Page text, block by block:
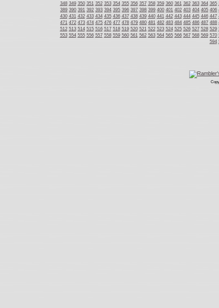
348 349 350 351 352 353 354 355 356 357 358 359 360 361 362 363 364 365
389 390 391 392 393 394 395 396 397 398 399 400 401 402 403 404 405 406
430 431 432 433 434 435 436 437 438 439 440 441 442 443 444 445 446 447
471 472 473 474 475 476 477 478 479 480 481 482 483 484 485 486 487 488
512 513 514 515 516 517 518 519 520 521 522 523 524 525 526 527 528 529
553 554 555 556 557 558 559 560 561 562 563 564 565 566 567 568 569 570
594